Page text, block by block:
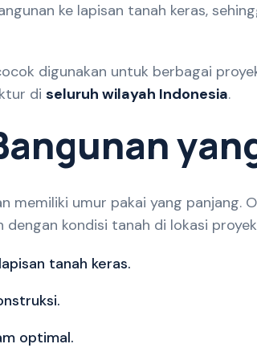
ke lapisan tanah keras,
digunakan untuk berbagai
di seluruh wilayah Indonesia.
angunanyan
umur pakai yang panjang.
kondisi tanah di lokasi
tanah keras.
optimal.